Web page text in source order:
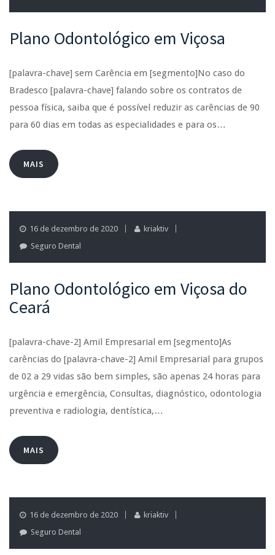
Plano Odontológico em Viçosa
[palavra-chave] sem Carência em [segmento]No caso do
Bradesco [palavra-chave] falando sobre os contratos de
pessoa física, saiba que é possível reduzir as carências de 90
para 60 dias em todas as especialidades e para os…
MAIS
16 de dezembro de 2020
kriaktiv
Seguro Dental
Plano Odontológico em Viçosa do
Ceará
[palavra-chave-2] Amil Empresarial em [segmento]As
carências do [palavra-chave-2] Amil Empresarial para grupos
de 02 a 29 vidas são bem simples, são apenas 24 horas para
urgência e emergência, Consultas, diagnóstico, odontologia
preventiva e radiologia, dentística,…
MAIS
16 de dezembro de 2020
kriaktiv
Seguro Dental